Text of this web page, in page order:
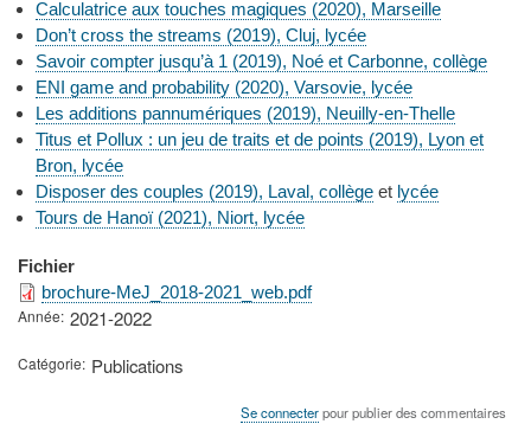
Calculatrice aux touches magiques (2020), Marseille
Don’t cross the streams (2019), Cluj, lycée
Savoir compter jusqu’à 1 (2019), Noé et Carbonne, collège
ENI game and probability (2020), Varsovie, lycée
Les additions pannumériques (2019), Neuilly-en-Thelle
Titus et Pollux : un jeu de traits et de points (2019), Lyon et
Bron, lycée
Disposer des couples (2019), Laval, collège et lycée
Tours de Hanoï (2021), Niort, lycée
Fichier
brochure-MeJ_2018-2021_web.pdf
Année 2021-2022
Catégorie Publications
Se connecterpour publier des commentaires